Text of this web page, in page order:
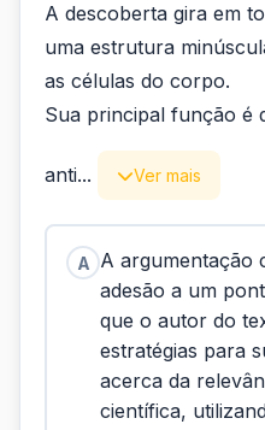
A descoberta gira em
uma estrutura
as células do corpo.
Sua principal função é
anti... Ver mais
A A argumentação
adesão a um
que o autor do
estratégias para
acerca da
científica,